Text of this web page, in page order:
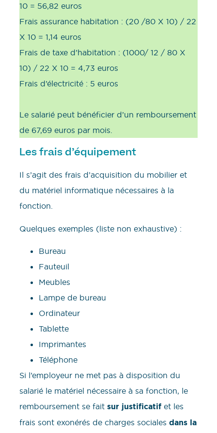
10 = 56,82 euros
Frais assurance habitation : (20 /80 X 10) / 22
X 10 = 1,14 euros
Frais de taxe d’habitation : (1000/ 12 / 80 X
10) / 22 X 10 = 4,73 euros
Frais d’électricité : 5 euros
Le salarié peut bénéficier d’un remboursement
de 67,69 euros par mois.
Les frais d’équipement
Il s’agit des frais d’acquisition du mobilier et
du matériel informatique nécessaires à la
fonction.
Quelques exemples (liste non exhaustive) :
Bureau
Fauteuil
Meubles
Lampe de bureau
Ordinateur
Tablette
Imprimantes
Téléphone
Si l’employeur ne met pas à disposition du
salarié le matériel nécessaire à sa fonction, le
remboursement se fait sur justificatif et les
frais sont exonérés de charges sociales dans la